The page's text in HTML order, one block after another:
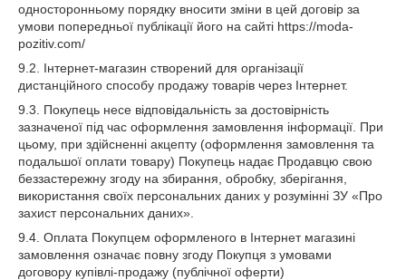
односторонньому порядку вносити зміни в цей договір за
умови попередньої публікації його на сайті https://moda-
pozitiv.com/
9.2. Інтернет-магазин створений для організації
дистанційного способу продажу товарів через Інтернет.
9.3. Покупець несе відповідальність за достовірність
зазначеної під час оформлення замовлення інформації. При
цьому, при здійсненні акцепту (оформлення замовлення та
подальшої оплати товару) Покупець надає Продавцю свою
беззастережну згоду на збирання, обробку, зберігання,
використання своїх персональних даних у розумінні ЗУ «Про
захист персональних даних».
9.4. Оплата Покупцем оформленого в Інтернет магазині
замовлення означає повну згоду Покупця з умовами
договору купівлі-продажу (публічної оферти)